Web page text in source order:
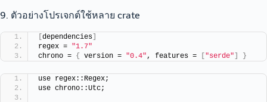
9. ตัวอย่างโปรเจกต์ใช้หลาย crate
dependencies
regex = "1.7"
chrono = { version = "0.4", features = "serde" }
use regex::Regex;
use chrono::Utc;